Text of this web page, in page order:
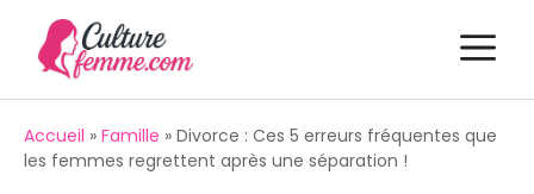
contenu
Accueil » Famille » Divorce : Ces 5 erreurs fréquentes que
les femmes regrettent après une séparation !